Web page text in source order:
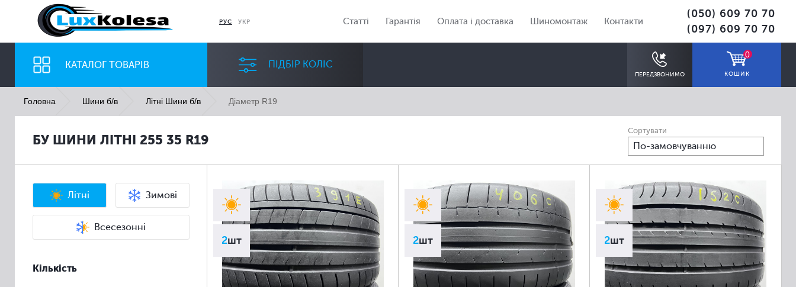
РУС УКР Статті Гарантія Оплата і доставка Шиномонтаж Контакти
(050) 609 70 70
(097) 609 70 70
КАТАЛОГ ТОВАРІВ ПІДБІР КОЛІС
ПЕРЕДЗВОНИМО
0
КОШИК
ШИНИ ДИСКИ
Всі Всі ПІДІБРАТИ
Головна Шини б/в Літні Шини б/в Діаметр R19
БУ ШИНИ ЛІТНІ 255 35 R19
Сортувати
По-замовчуванню
Літні Зимові
Всесезонні
Кількість
2шт 2шт 2шт